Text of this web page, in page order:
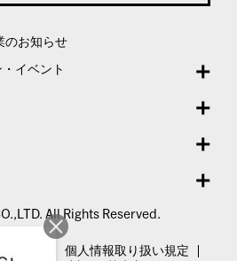
のお知らせ
イベント
All Rights Reserved.
個人情報取り扱い規定